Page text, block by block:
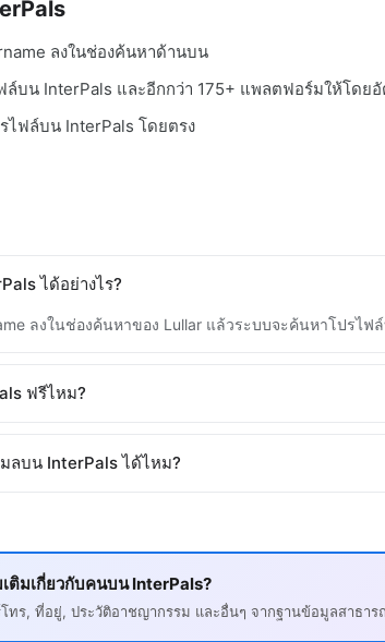
ลงในช่องค้นหาด้านบน
ล์บน InterPals และอีกกว่า 175+ แพลตฟอร์มให้โดย
ไฟล์บน InterPals โดยตรง
ได้อย่างไร?
ลงในช่องค้นหาของ Lullar แล้วระบบจะค้นหาโปรไ
ฟรีไหม?
ลบน InterPals ได้ไหม?
ติมเกี่ยวกับคนบน InterPals?
ทร, ที่อยู่, ประวัติอาชญากรรม และอื่นๆ จากฐานข้อมูลสาธาร